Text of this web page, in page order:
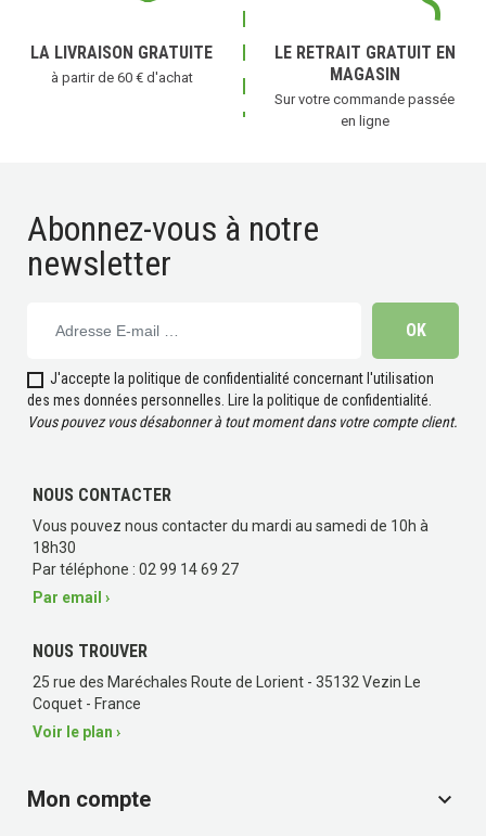
LA LIVRAISON GRATUITE
à partir de 60 € d'achat
LE RETRAIT GRATUIT EN
MAGASIN
Sur votre commande passée
en ligne
Abonnez-vous à notre
newsletter
J'accepte la politique de confidentialité concernant l'utilisation
des mes données personnelles.
Lire la politique de confidentialité
Vous pouvez vous désabonner à tout moment dans votre compte client.
NOUS CONTACTER
Vous pouvez nous contacter du mardi au samedi de 10h à
18h30
Par téléphone : 02 99 14 69 27
Par email ›
NOUS TROUVER
25 rue des Maréchales Route de Lorient - 35132 Vezin Le
Coquet - France
Voir le plan ›
Mon compte 